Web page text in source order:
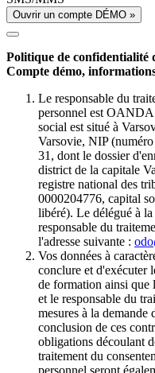
Ouvrir un compte DÉMO »
Politique de
Compte démo,
Le responsable du
personnel est
social est situé à
Varsovie, NIP
31, dont le dossier
district de la capitale
registre national des
0000204776, capital
libéré). Le délégué à
responsable du
l'adresse suivante :
Vos données à
conclure et d'exécuter
de formation ainsi que
et le responsable du
mesures à la demande
conclusion de ces
obligations découlant
traitement du
personnel seront